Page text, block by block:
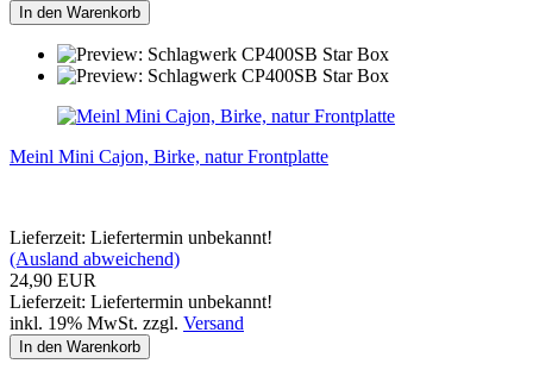
In den Warenkorb
Meinl Mini Cajon, Birke, natur Frontplatte
Lieferzeit: Liefertermin unbekannt!
(Ausland abweichend)
24,90 EUR
Lieferzeit: Liefertermin unbekannt!
inkl. 19% MwSt. zzgl. Versand
In den Warenkorb